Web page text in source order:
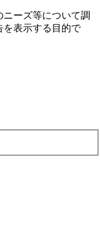
ーズ等について調
を表⽰する⽬的で